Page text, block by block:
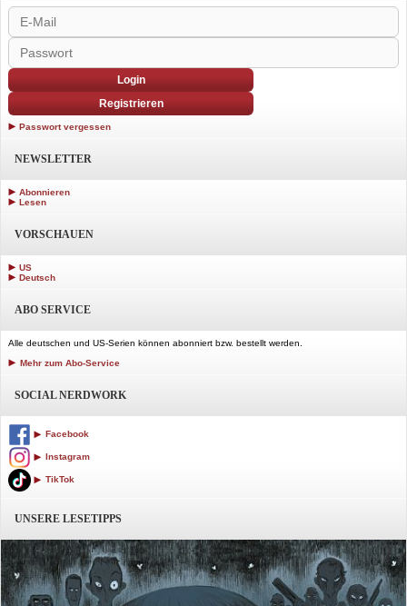
Login
Registrieren
Passwort vergessen
NEWSLETTER
Abonnieren
Lesen
VORSCHAUEN
US
Deutsch
ABO SERVICE
Alle deutschen und US-Serien können abonniert bzw. bestellt werden.
Mehr zum Abo-Service
SOCIAL NERDWORK
Facebook
Instagram
TikTok
UNSERE LESETIPPS